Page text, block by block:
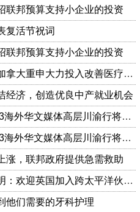
联邦预算支持小企业的投资
复活节祝词
联邦预算支持小企业的投资
【共生传媒】世界卫生日，加拿大重申大力投入改善医疗、人人享有健康
经济，创造优良中产就业机会
【共生传媒】 ​​​​​​​行走中国·2023海外华文媒体高层川渝行将于4月10日启动
【共生传媒】 ​​​​​​​行走中国·2023海外华文媒体高层川渝行将于4月10日启动
涨，联邦政府提供急需救助
【共生传媒】伍凤仪部长声明：欢迎英国加入跨太平洋伙伴全面进步协定
他们需要的牙科护理